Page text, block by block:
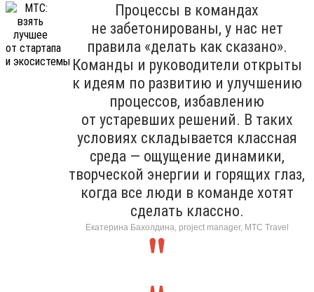
Процессы в командах
не забетонированы, у нас нет
правила «делать как сказано».
Команды и руководители открыты
к идеям по развитию и улучшению
процессов, избавлению
от устаревших решений. В таких
условиях складывается классная
среда — ощущение динамики,
творческой энергии и горящих глаз,
когда все люди в команде хотят
сделать классно.
Екатерина Бахолдина, project manager, МТС Travel